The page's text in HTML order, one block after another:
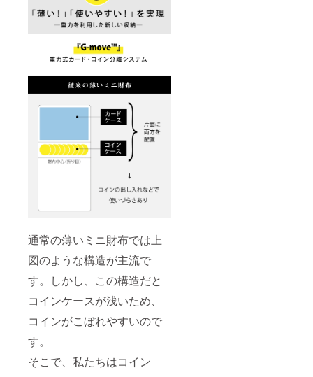
通常の薄いミニ財布では上
図のような構造が主流で
す。しかし、この構造だと
コインケースが浅いため、
コインがこぼれやすいので
す。
そこで、私たちはコイン